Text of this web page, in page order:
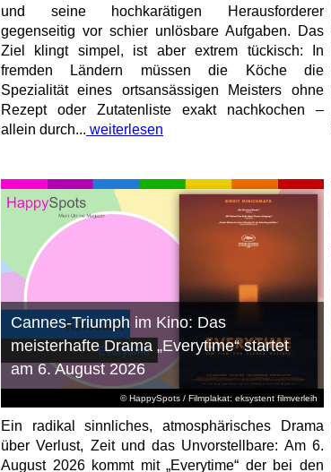
und seine hochkarätigen Herausforderer
gegenseitig vor schier unlösbare Aufgaben. Das
Ziel klingt simpel, ist aber extrem tückisch: In
fremden Ländern müssen die Köche die
Spezialität eines ortsansässigen Meisters ohne
Rezept oder Zutatenliste exakt nachkochen –
allein durch... weiterlesen
© HappySpots / Filmplakat: eksystent filmverleih
Cannes-Triumph im Kino: Das
meisterhafte Drama „Everytime“ startet
am 6. August 2026
Ein radikal sinnliches, atmosphärisches Drama
über Verlust, Zeit und das Unvorstellbare: Am 6.
August 2026 kommt mit „Everytime“ der bei den